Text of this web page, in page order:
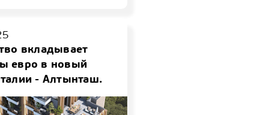
вкладывает
евро в новый
- Алтынташ.